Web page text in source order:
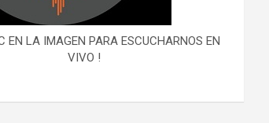
EN LA IMAGEN PARA ESCUCHARNOS EN
VIVO !